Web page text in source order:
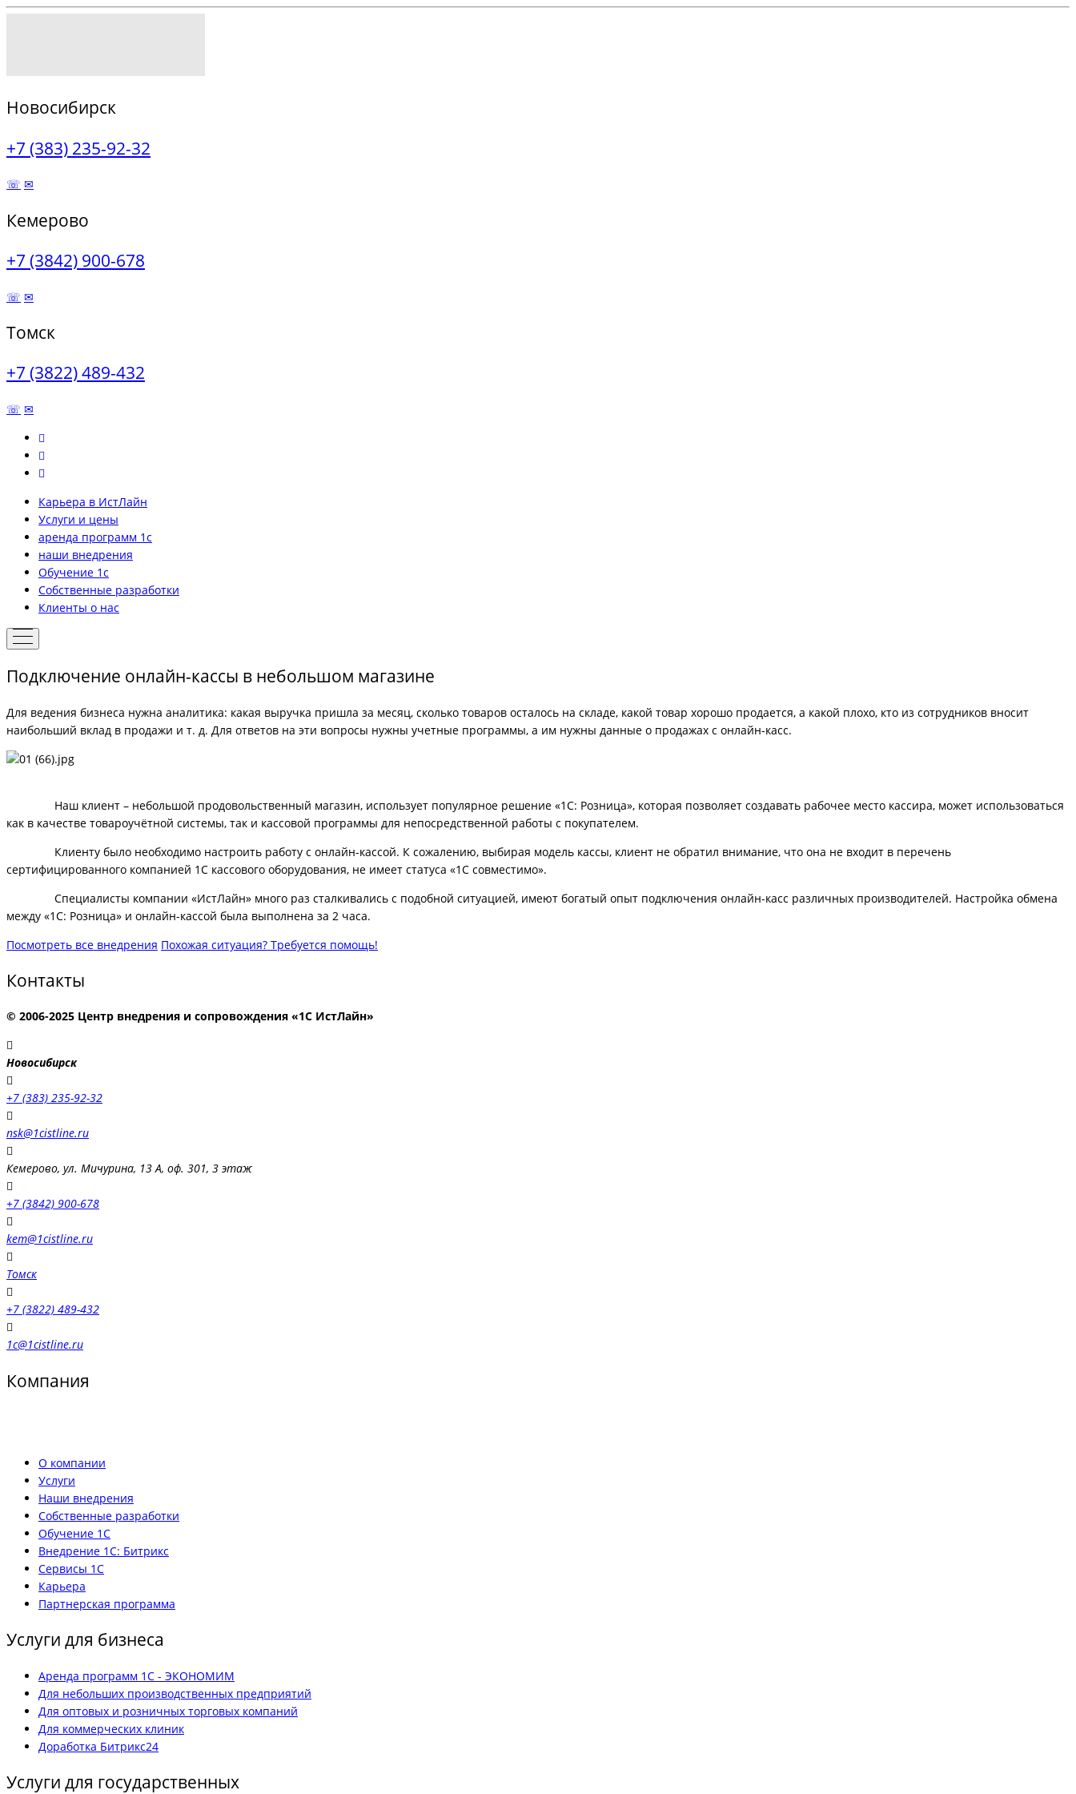
Новосибирск
+7 (383) 235-92-32
☏ ✉
Кемерово
+7 (3842) 900-678
☏ ✉
Томск
+7 (3822) 489-432
☏ ✉
Карьера в ИстЛайн
Услуги и цены
аренда программ 1с
наши внедрения
Обучение 1с
Собственные разработки
Клиенты о нас
Подключение онлайн-кассы в небольшом магазине
Для ведения бизнеса нужна аналитика: какая выручка пришла за месяц, сколько товаров осталось на складе, какой товар хорошо продается, а какой плохо, кто из сотрудников вносит
наибольший вклад в продажи и т. д. Для ответов на эти вопросы нужны учетные программы, а им нужны данные о продажах с онлайн-касс.
Наш клиент – небольшой продовольственный магазин, использует популярное решение «1С: Розница», которая позволяет создавать рабочее место кассира, может использоваться
как в качестве товароучётной системы, так и кассовой программы для непосредственной работы с покупателем.
Клиенту было необходимо настроить работу с онлайн-кассой. К сожалению, выбирая модель кассы, клиент не обратил внимание, что она не входит в перечень
сертифицированного компанией 1С кассового оборудования, не имеет статуса «1С совместимо».
Специалисты компании «ИстЛайн» много раз сталкивались с подобной ситуацией, имеют богатый опыт подключения онлайн-касс различных производителей. Настройка обмена
между «1С: Розница» и онлайн-кассой была выполнена за 2 часа.
Посмотреть все внедрения Похожая ситуация? Требуется помощь!
Контакты
© 2006-2025 Центр внедрения и сопровождения «1С ИстЛайн»
Новосибирск
+7 (383) 235-92-32
nsk@1cistline.ru
Кемерово, ул. Мичурина, 13 А, оф. 301, 3 этаж
+7 (3842) 900-678
kem@1cistline.ru
Томск
+7 (3822) 489-432
1c@1cistline.ru
Компания
О компании
Услуги
Наши внедрения
Собственные разработки
Обучение 1С
Внедрение 1С: Битрикс
Сервисы 1С
Карьера
Партнерская программа
Услуги для бизнеса
Аренда программ 1С - ЭКОНОМИМ
Для небольших производственных предприятий
Для оптовых и розничных торговых компаний
Для коммерческих клиник
Доработка Битрикс24
Услуги для государственных